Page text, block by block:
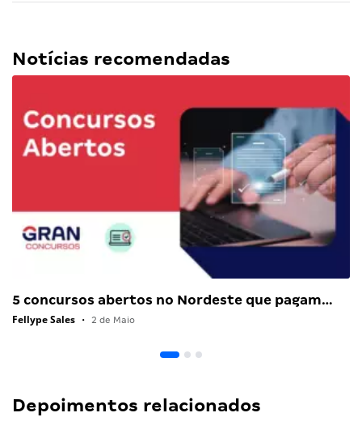
Notícias recomendadas
5 concursos abertos no Nordeste que pagam…
Fellype Sales • 2 de Maio
Depoimentos relacionados